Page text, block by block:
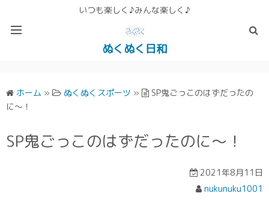
いつも楽しく♪みんな楽しく♪
ぬくぬく日和
ホーム » ぬくぬくスポーツ »
SP鬼ごっこのはずだったの
に～！
SP鬼ごっこのはずだったのに～！
2021年8月11日
nukunuku1001